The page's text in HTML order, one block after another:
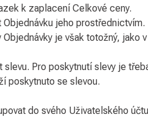
k zaplacení Celkové ceny.
jeho
je však totožný,
Pro poskytnutí slevy je
poskytnuto se slevou.
do svého Uživatelského